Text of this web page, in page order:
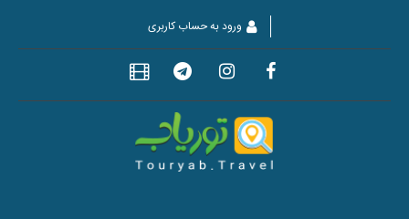
ورود به حساب کاربری